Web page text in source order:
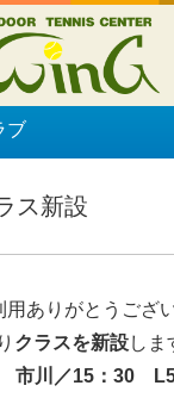
ブ
ス新設
ありがとうござ
クラスを新設しま
川／15：30